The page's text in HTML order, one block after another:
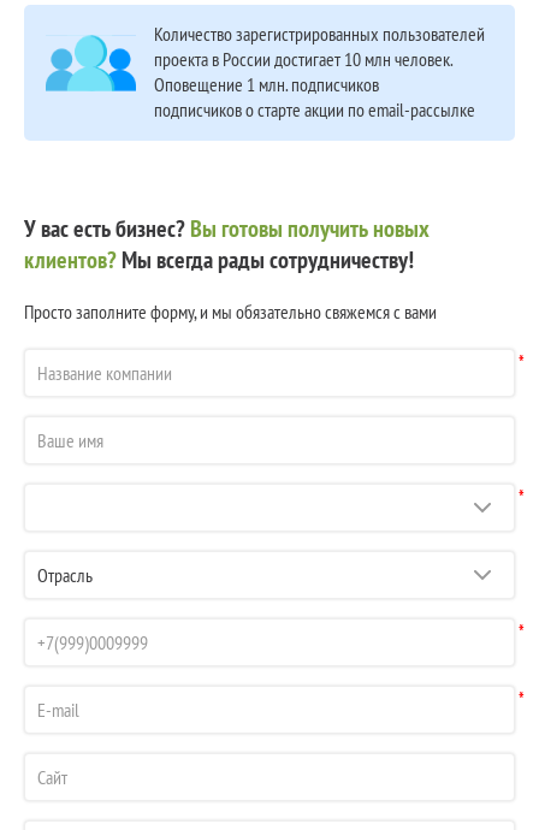
Количество зарегистрированных пользователей
проекта в России достигает 10 млн человек.
Оповещение 1 млн. подписчиков
подписчиков о старте акции по email-рассылке
У вас есть бизнес?Вы готовы получить новых
клиентов?Мы всегда рады сотрудничеству!
Просто заполните форму, и мы обязательно свяжемся с вами
*
*
*
*